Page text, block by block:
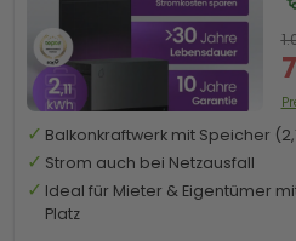
Balkonkraftwerk mit Speicher
Strom auch bei Netzausfall
Ideal für Mieter & Eigentümer
Platz